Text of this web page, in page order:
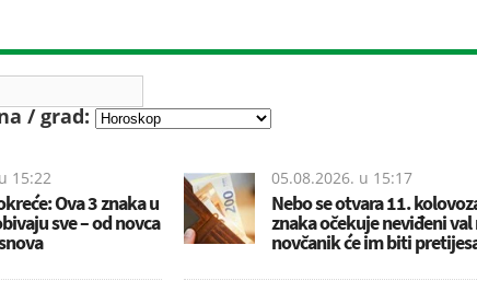
/ grad:
15:22
Ova 3 znaka u
sve – od novca
05.08.2026. u 15:17
Nebo se otvara 11.
znaka očekuje neviđeni val
novčanik će im biti